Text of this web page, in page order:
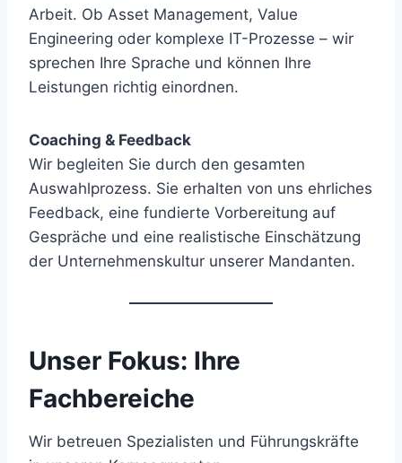
Arbeit. Ob Asset Management, Value
Engineering oder komplexe IT-Prozesse – wir
sprechen Ihre Sprache und können Ihre
Leistungen richtig einordnen.
Coaching & Feedback
Wir begleiten Sie durch den gesamten
Auswahlprozess. Sie erhalten von uns ehrliches
Feedback, eine fundierte Vorbereitung auf
Gespräche und eine realistische Einschätzung
der Unternehmenskultur unserer Mandanten.
Unser Fokus: Ihre
Fachbereiche
Wir betreuen Spezialisten und Führungskräfte